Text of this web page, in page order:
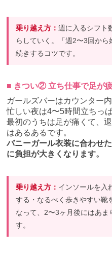
乗り越え方：週に入るシフト
らしていく。「週2〜3回か
続きするコツです。
■ きつい② 立ち仕事で足が
ガールズバーはカウンター
忙しい夜は4〜5時間立ちっ
最初のうちは足が痛くて、
はあるあるです。
バニーガール衣装に合わせ
に負担が大きくなります。
乗り越え方： インソールを入
する・なるべく歩きやすい靴
なって、2〜3ヶ月後にはあ
す。